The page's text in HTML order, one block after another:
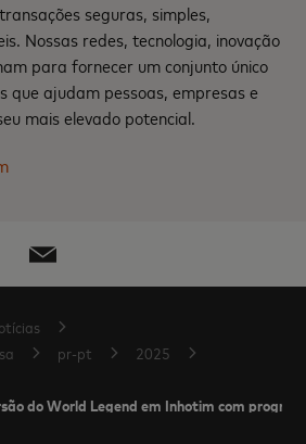
seguras, simples,
Nossas redes, tecnologia, inovação
para fornecer um conjunto único
que ajudam pessoas, empresas e
mais elevado potencial.
pr-pt
2025
do World Legend em Inhotim com